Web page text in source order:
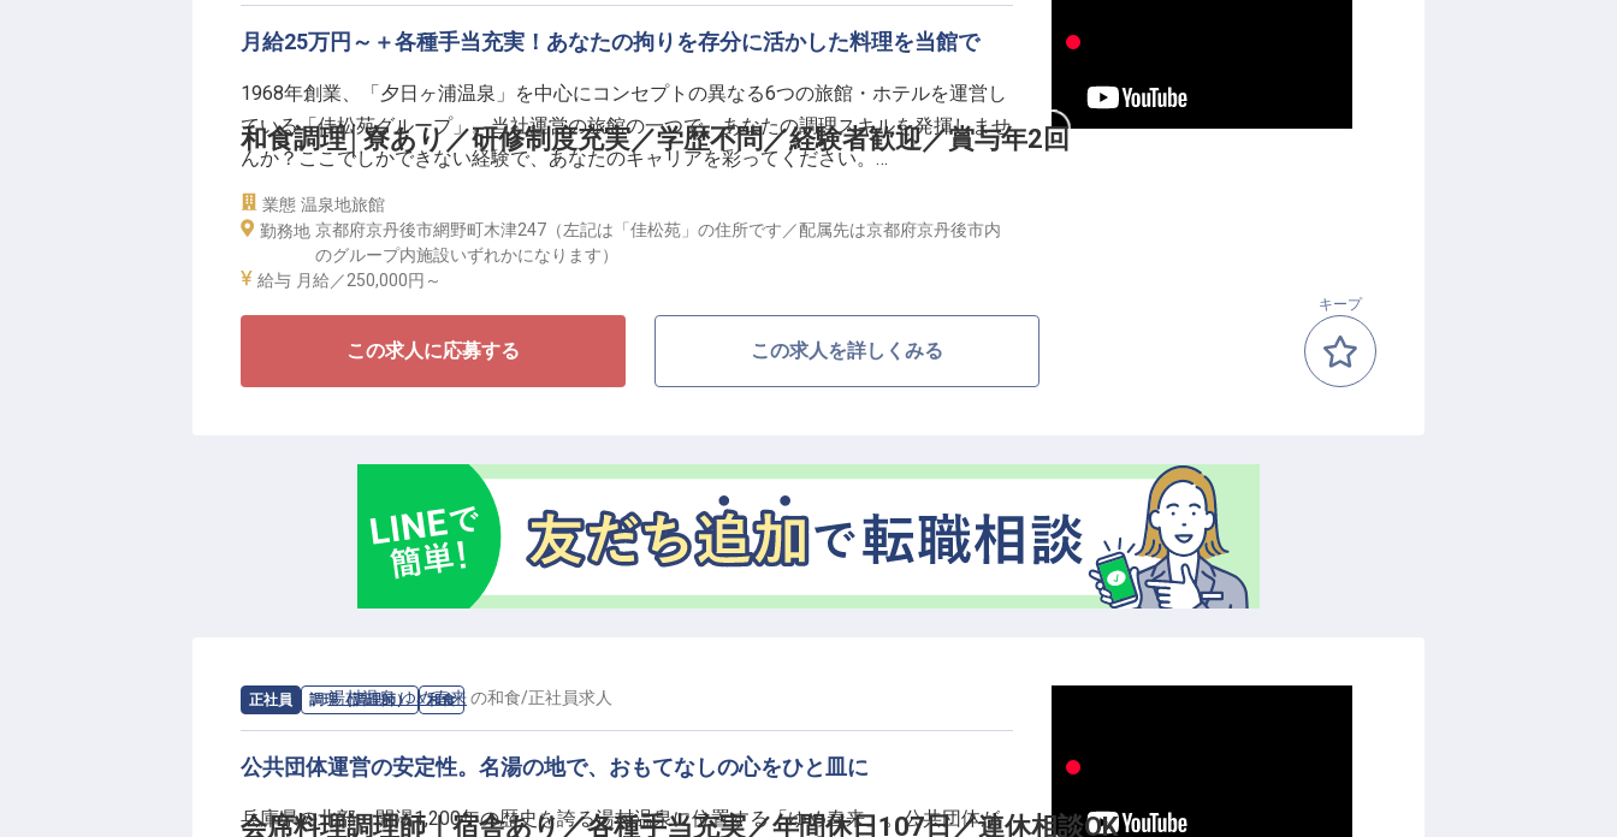
仕入れから原価率まで、料理の枠を超えて学べるのも嵐月の特徴。将来は自分の店を持ち
たい、経営も視野に入れたいという方にとって、得るものの多い職場です。
【働く環境のポイント】
・交通費全額支給／昇給年1回・賞与年2回
・単身寮あり（勤務地まで徒歩約10分）
・転勤なし／未経験から歓迎、経験者は優遇
和食調理│寮あり／研修制度充実／学歴不問／経験者歓迎／賞与年2回
月給25万円～＋各種手当充実！あなたの拘りを存分に活かした料理を当館で
1968年創業、「夕日ヶ浦温泉」を中心にコンセプトの異なる6つの旅館・ホテルを運営し
ている「佳松苑グループ」。当社運営の旅館の一つで、あなたの調理スキルを発揮しませ
んか？ここでしかできない経験で、あなたのキャリアを彩ってください。
《ライフプランに合ったキャリアを》
■U・Iターン歓迎！社員寮完備
□宿泊業界未経験OK
■資格手当・家族手当など各種手当あり
□提携保育園、保育料割引など子育て支援
すること！一人ひとりが輝き、関心や感性を大切にし成長できることを重視しています。
それぞれに合った環境で働ける待遇を整え、キャリアを全面サポートします。
＜個々の得意分野を生かせる環境＞
当社では、異なった6つの宿があり、それぞれの宿に季節ごとのお料理があります。地魚
す。
業態 温泉地旅館
勤務地 京都府京丹後市網野町木津247（左記は「佳松苑」の住所です／配属先は京都府京丹後市内
のグループ内施設いずれかになります）
給与 月給／250,000円～
この求人に応募する この求人を詳しくみる
キープ
正社員 調理（調理師） 和食
会席料理調理師｜宿舎あり／各種手当充実／年間休日107日／連休相談OK
求人情報：湯村温泉 ゆめ春来の和食/正社員求人
公共団体運営の安定性。名湯の地で、おもてなしの心をひと皿に
兵庫県の北部、開湯1,200年の歴史を誇る湯村温泉に位置する「ゆめ春来」。公共団体が